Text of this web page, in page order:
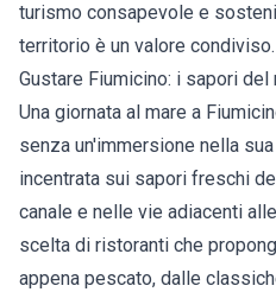
turismo consapevole e
territorio è un valore condiviso.
Gustare Fiumicino: i sapori del
Una giornata al mare a
senza un'immersione nella
incentrata sui sapori freschi
canale e nelle vie adiacenti
scelta di ristoranti che
appena pescato, dalle